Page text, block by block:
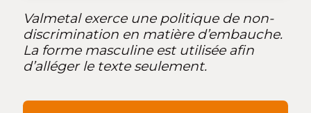
Valmetal exerce une politique de non-
discrimination en matière d’embauche.
La forme masculine est utilisée afin
d’alléger le texte seulement.